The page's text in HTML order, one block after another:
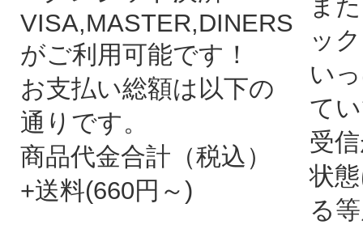
VISA,MASTER,DINERS
がご利用可能です！
お支払い総額は以下の
通りです。
商品代金合計（税込）
+送料(660円～)
ま
ッ
い
て
受
状
る